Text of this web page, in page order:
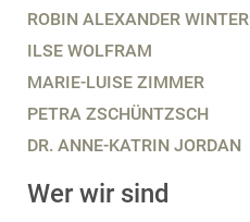
ROBIN ALEXANDER WINTER
ILSE WOLFRAM
MARIE-LUISE ZIMMER
PETRA ZSCHÜNTZSCH
DR. ANNE-KATRIN JORDAN
Wer wir sind